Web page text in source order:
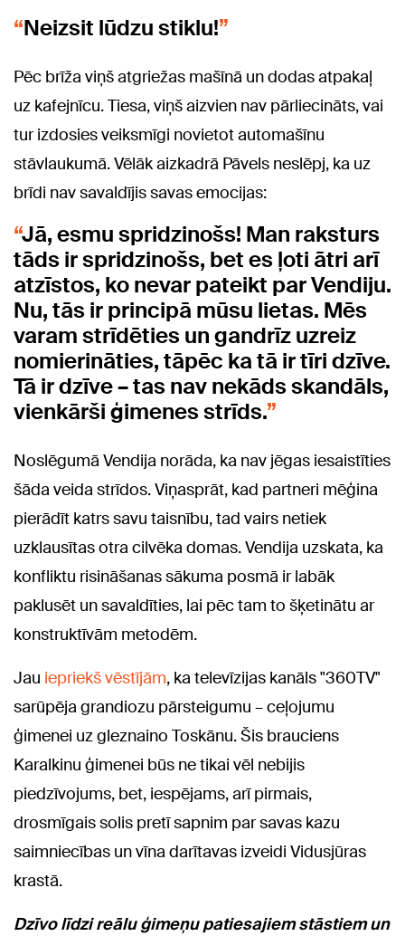
Neizsit lūdzu stiklu!
Pēc brīža viņš atgriežas mašīnā un dodas atpakaļ
uz kafejnīcu. Tiesa, viņš aizvien nav pārliecināts, vai
tur izdosies veiksmīgi novietot automašīnu
stāvlaukumā. Vēlāk aizkadrā Pāvels neslēpj, ka uz
brīdi nav savaldījis savas emocijas:
Jā, esmu spridzinošs! Man raksturs
tāds ir spridzinošs, bet es ļoti ātri arī
atzīstos, ko nevar pateikt par Vendiju.
Nu, tās ir principā mūsu lietas. Mēs
varam strīdēties un gandrīz uzreiz
nomierināties, tāpēc ka tā ir tīri dzīve.
Tā ir dzīve – tas nav nekāds skandāls,
vienkārši ģimenes strīds.
Noslēgumā Vendija norāda, ka nav jēgas iesaistīties
šāda veida strīdos. Viņasprāt, kad partneri mēģina
pierādīt katrs savu taisnību, tad vairs netiek
uzklausītas otra cilvēka domas. Vendija uzskata, ka
konfliktu risināšanas sākuma posmā ir labāk
paklusēt un savaldīties, lai pēc tam to šķetinātu ar
konstruktīvām metodēm.
Jau iepriekš vēstījām, ka televīzijas kanāls "360TV"
sarūpēja grandiozu pārsteigumu – ceļojumu
ģimenei uz gleznaino Toskānu. Šis brauciens
Karalkinu ģimenei būs ne tikai vēl nebijis
piedzīvojums, bet, iespējams, arī pirmais,
drosmīgais solis pretī sapnim par savas kazu
saimniecības un vīna darītavas izveidi Vidusjūras
krastā.
Dzīvo līdzi reālu ģimeņu patiesajiem stāstiem un